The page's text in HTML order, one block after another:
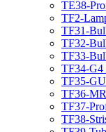
TE38-
TF2-
TF31-
TF32-
TF33-
TF34-G4
TF35-
TF36-
TF37-
TF38-